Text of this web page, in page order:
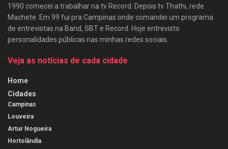
1990 comecei a trabalhar na tv Record. Depois tv Thathi, rede
Machete. Em 99 fui pra Campinas onde comandei um programa
de entrevistas na Band, SBT e Record. Hoje entrevisto
personalidades públicas nas minhas redes sociais.
Veja as notícias de cada cidade
Home
Cidades
Campinas
Louveira
Artur Nogueira
Hortolândia